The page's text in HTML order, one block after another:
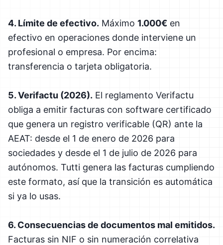
4. Límite de efectivo. Máximo 1.000€ en
efectivo en operaciones donde interviene un
profesional o empresa. Por encima:
transferencia o tarjeta obligatoria.
5. Verifactu (2026). El reglamento Verifactu
obliga a emitir facturas con software certificado
que genera un registro verificable (QR) ante la
AEAT: desde el 1 de enero de 2026 para
sociedades y desde el 1 de julio de 2026 para
autónomos. Tutti genera las facturas cumpliendo
este formato, así que la transición es automática
si ya lo usas.
6. Consecuencias de documentos mal emitidos.
Facturas sin NIF o sin numeración correlativa